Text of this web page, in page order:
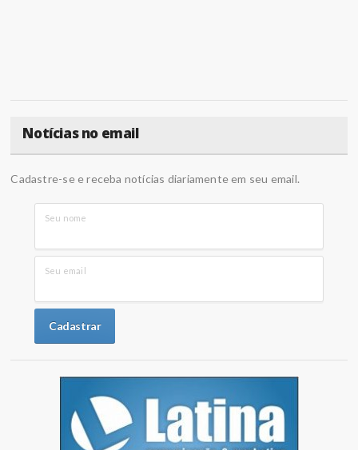
Notícias no email
Cadastre-se e receba notícias diariamente em seu email.
Seu nome
Seu email